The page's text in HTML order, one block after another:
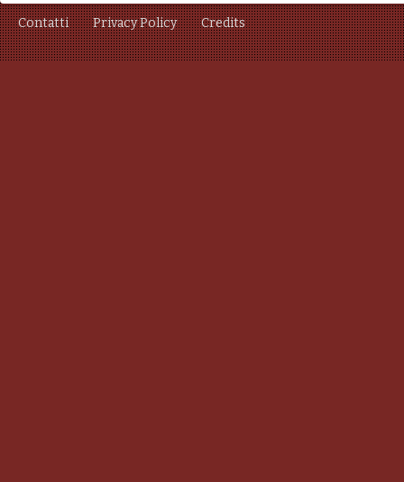
Contatti Privacy Policy Credits